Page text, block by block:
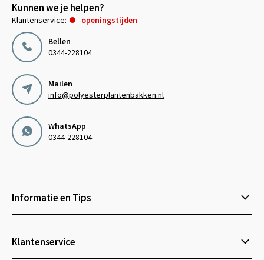
Kunnen we je helpen?
Klantenservice:
openingstijden
Bellen
0344-228104
Mailen
info@polyesterplantenbakken.nl
WhatsApp
0344-228104
Informatie en Tips
Klantenservice